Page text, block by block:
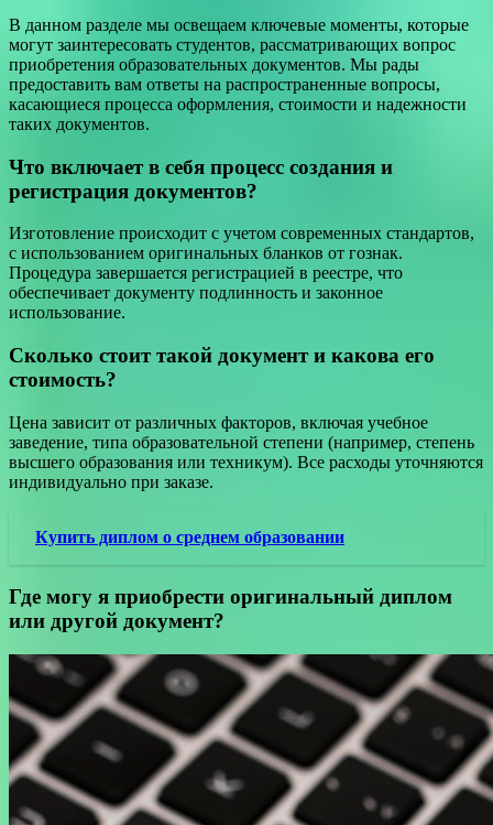
В данном разделе мы освещаем ключевые моменты, которые
могут заинтересовать студентов, рассматривающих вопрос
приобретения образовательных документов. Мы рады
предоставить вам ответы на распространенные вопросы,
касающиеся процесса оформления, стоимости и надежности
таких документов.
Что включает в себя процесс создания и
регистрация документов?
Изготовление происходит с учетом современных стандартов,
с использованием оригинальных бланков от гознак.
Процедура завершается регистрацией в реестре, что
обеспечивает документу подлинность и законное
использование.
Сколько стоит такой документ и какова его
стоимость?
Цена зависит от различных факторов, включая учебное
заведение, типа образовательной степени (например, степень
высшего образования или техникум). Все расходы уточняются
индивидуально при заказе.
Купить диплом о среднем образовании
Где могу я приобрести оригинальный диплом
или другой документ?